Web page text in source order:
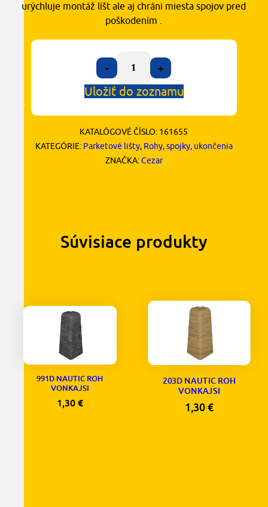
urýchluje montáž líšt ale aj chráni miesta spojov pred
poškodením .
-
+
Uložiť do zoznamu
KATALÓGOVÉ ČÍSLO: 161655
KATEGÓRIE: Parketové lišty, Rohy, spojky, ukončenia
ZNAČKA:Cezar
Súvisiace produkty
991D NAUTIC ROH
VONKAJSI
1,30 €
203D NAUTIC ROH
VONKAJSI
1,30€